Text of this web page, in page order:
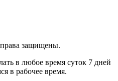
защищены.
в любое время суток 7 дней
в рабочее время.